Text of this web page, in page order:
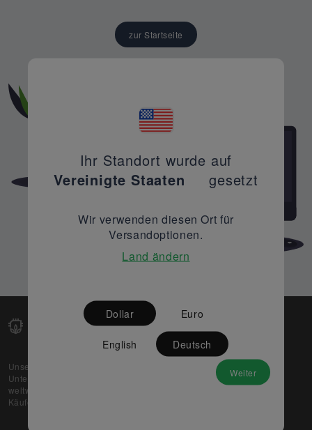
zur Startseite
Unsere Web-Plattform unterstützt OEM- und EMS-
Unternehmen dabei, ihre überschüssigen Lagerbestände
weltweit zu verkaufen und gleichzeitig den potenziellen
Käufern beste Preise und Qualität zu bieten.
Partner
Ihr Standort wurde auf
Vereinigte Staaten
gesetzt
Wir verwenden diesen Ort für
Versandoptionen.
Land ändern
Dollar Euro
English Deutsch
Weiter